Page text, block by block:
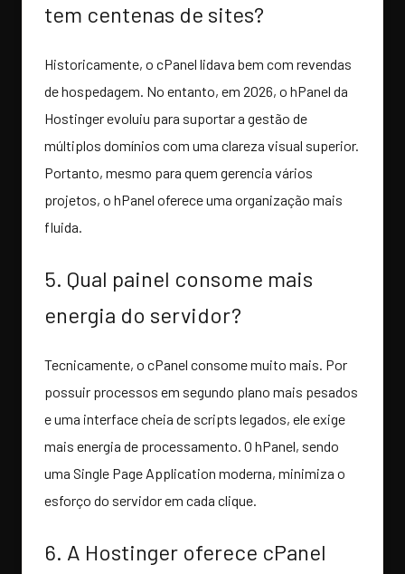
tem centenas de sites?
Historicamente, o cPanel lidava bem com revendas
de hospedagem. No entanto, em 2026, o hPanel da
Hostinger evoluiu para suportar a gestão de
múltiplos domínios com uma clareza visual superior.
Portanto, mesmo para quem gerencia vários
projetos, o hPanel oferece uma organização mais
fluida.
5. Qual painel consome mais
energia do servidor?
Tecnicamente, o cPanel consome muito mais. Por
possuir processos em segundo plano mais pesados
e uma interface cheia de scripts legados, ele exige
mais energia de processamento. O hPanel, sendo
uma Single Page Application moderna, minimiza o
esforço do servidor em cada clique.
6. A Hostinger oferece cPanel